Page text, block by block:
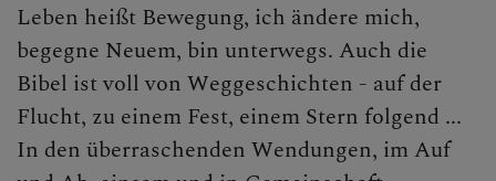
GLAUBEN
ERLEBEN
Pilgern
Leben heißt Bewegung, ich ändere mich,
begegne Neuem, bin unterwegs. Auch die
Bibel ist voll von Weggeschichten - auf der
Flucht, zu einem Fest, einem Stern folgend ...
In den überraschenden Wendungen, im Auf